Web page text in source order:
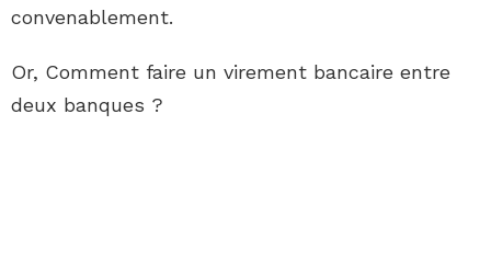
convenablement.
Or, Comment faire un virement bancaire entre
deux banques ?